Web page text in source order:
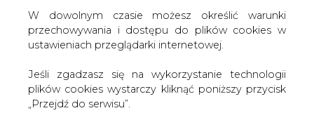
W dowolnym czasie możesz określić warunki
przechowywania i dostępu do plików cookies w
ustawieniach przeglądarki internetowej.
Jeśli zgadzasz się na wykorzystanie technologii
plików cookies wystarczy kliknąć poniższy przycisk
„Przejdź do serwisu”.
IV Kongres Czystego Powietrza rozpoczął się w środę,
10 marca w Centrum Nauki Kopernik w Warszawie. Jest
ochronie powietrza. Weźmie w nim udział online ponad
700 uczestników, wśród nich samorządowcy, eksperci,
organizacje pozarządowe czy przedsiębiorcy. Władze